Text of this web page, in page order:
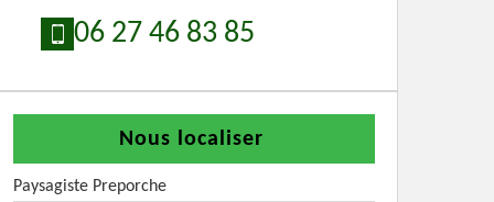
06 27 46 83 85
Nous localiser
Paysagiste Preporche